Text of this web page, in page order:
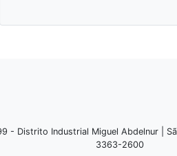
- Distrito Industrial Miguel Abdelnur |
3363-2600